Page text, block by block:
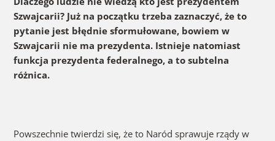
Szwajcarii? Już na początku trzeba zaznaczyć, że to
pytanie jest błędnie sformułowane, bowiem w
Szwajcarii nie ma prezydenta. Istnieje natomiast
funkcja prezydenta federalnego, a to subtelna
różnica.
Powszechnie twierdzi się, że to Naród sprawuje rządy w